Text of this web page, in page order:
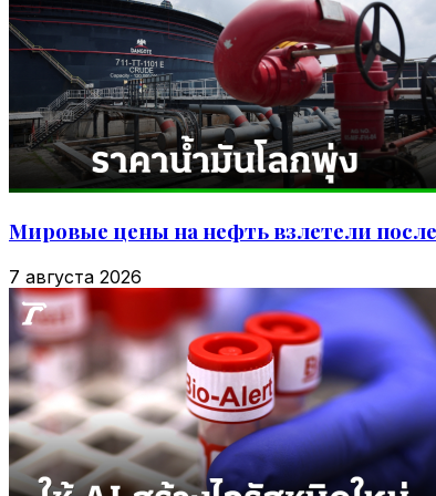
Мировые цены на нефть взлетели
7 августа 2026